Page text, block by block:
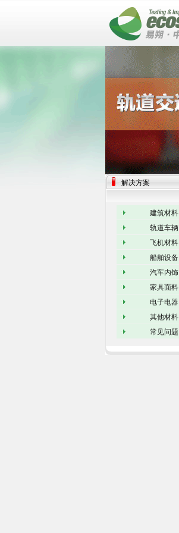
解决方案
建筑材料
轨道车辆
飞机材料
船舶设备
汽车内饰
家具面料
电子电器
其他材料
常见问题